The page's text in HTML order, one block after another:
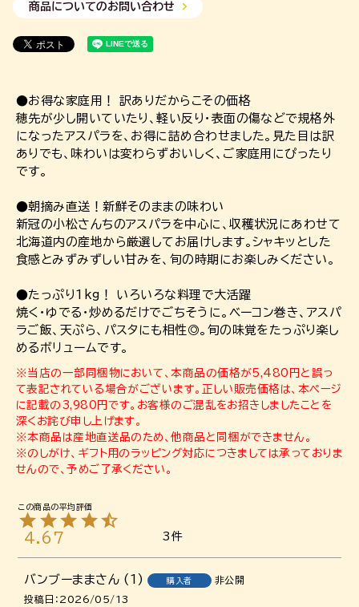
商品についてのお問い合わせ
●お得な家庭用！ 訳ありだからこその価格
穂先が少し開いていたり、軽い反り・表面の傷などで規格外
になったアスパラを、お得に詰め合わせました。見た目は訳
ありでも、味わいは変わらずおいしく、ご家庭用にぴったり
です。
●朝摘み直送！新鮮そのままの味わい
新冠の小松さんちのアスパラを中心に、収穫状況にあわせて
北海道内の産地から厳選してお届けします。シャキッとした
食感とみずみずしい甘みを、旬の時期にお楽しみください。
●たっぷり1kg！ いろいろな料理で大活躍
焼く・ゆでる・炒めるだけでごちそうに。ベーコン巻き、アスパ
ラご飯、天ぷら、パスタにも相性◎。旬の味覚をたっぷり楽し
めるボリュームです。
※当店の一部同梱物において、本商品の価格が5,480円と誤っ
て表記されている場合がございます。正しい販売価格は、本ページ
に記載の3,980円です。お客様のご混乱をお招きしましたことを
深くお詫び申し上げます。
※本商品は産地直送品のため、他商品と同梱ができません。
※のしがけ、ギフト用のラッピング対応につきましては承っておりま
せんので、予めご了承ください。
4.67 3
バンブーまま 1 購入者
非公開
投稿日
2026/05/13